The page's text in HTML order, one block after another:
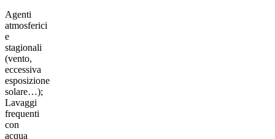
Agenti
atmosferici
e
stagionali
(vento,
eccessiva
esposizione
solare…);
Lavaggi
frequenti
con
acqua